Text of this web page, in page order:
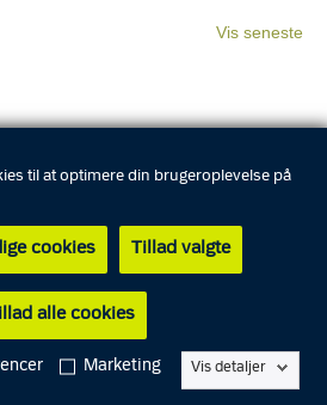
til at optimere din brugeroplevelse på
cookies Tillad valgte
alle cookies
Marketing Vis detaljer
Vis seneste